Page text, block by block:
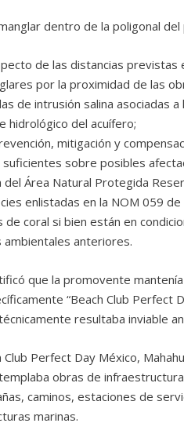
dentro de la poligonal
de las distancias previstas
por la proximidad de las
de intrusión salina asociadas
hidrológico del acuífero;
mitigación y
suficientes sobre posibles
Área Natural Protegida
enlistadas en la NOM 059 de
de coral si bien están en
anteriores.
que la promovente
“Beach Club Perfect
resultaba inviable
Perfect Day México,
obras de
caminos, estaciones de
marinas.